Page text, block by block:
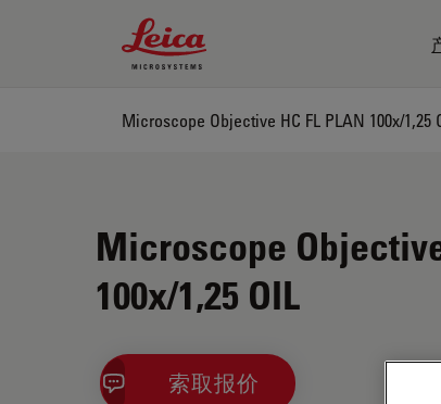
Leica Microsystems Logo
Microscope Objective HC FL PLAN 100x/1,25
Microscope
100x/1,25 OIL
索取报价